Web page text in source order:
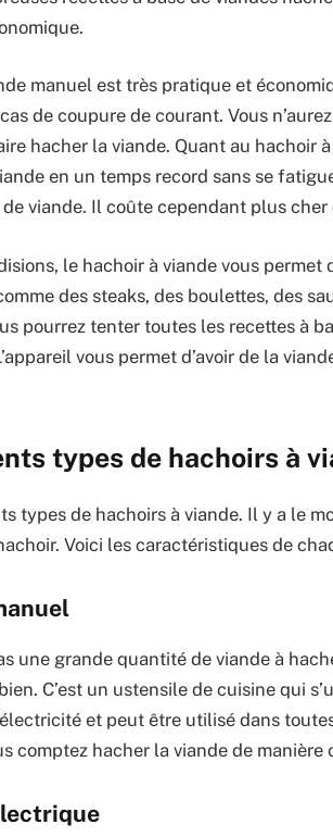
manuel est très pratique et
de coupure de courant. Vous
hacher la viande. Quant au hachoir
en un temps record sans se
viande. Il coûte cependant plus cher
le hachoir à viande vous
des steaks, des boulettes, des
pourrez tenter toutes les recettes à
vous permet d’avoir de la
types de hachoirs à
types de hachoirs à viande. Il y a le
Voici les caractéristiques de
une grande quantité de viande à
C’est un ustensile de cuisine qui
et peut être utilisé dans
comptez hacher la viande de manière